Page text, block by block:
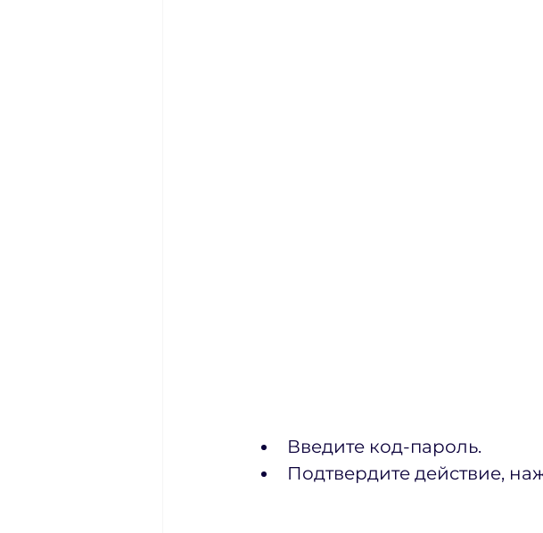
Введите код-пароль.
Подтвердите действие,